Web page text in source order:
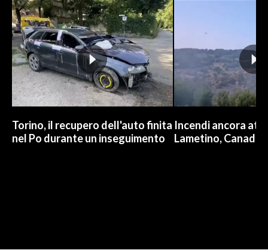
Torino, il recupero dell'auto finita
nel Po durante un inseguimento
Incendi ancora
Lametino,